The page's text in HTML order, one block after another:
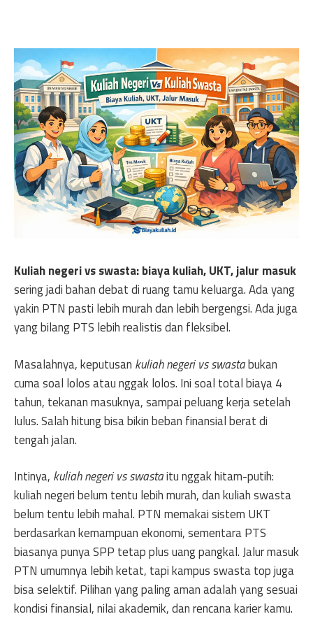
Kuliah negeri vs swasta: biaya kuliah, UKT, jalur masuk
sering jadi bahan debat di ruang tamu keluarga. Ada yang
yakin PTN pasti lebih murah dan lebih bergengsi. Ada juga
yang bilang PTS lebih realistis dan fleksibel.
Masalahnya, keputusan kuliah negeri vs swastabukan
cuma soal lolos atau nggak lolos. Ini soal total biaya 4
tahun, tekanan masuknya, sampai peluang kerja setelah
lulus. Salah hitung bisa bikin beban finansial berat di
tengah jalan.
Intinya, kuliah negeri vs swastaitu nggak hitam-putih:
kuliah negeri belum tentu lebih murah, dan kuliah swasta
belum tentu lebih mahal. PTN memakai sistem UKT
berdasarkan kemampuan ekonomi, sementara PTS
biasanya punya SPP tetap plus uang pangkal. Jalur masuk
PTN umumnya lebih ketat, tapi kampus swasta top juga
bisa selektif. Pilihan yang paling aman adalah yang sesuai
kondisi finansial, nilai akademik, dan rencana karier kamu.